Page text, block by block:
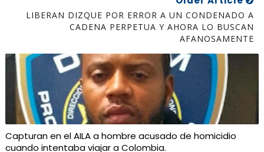
LIBERAN DIZQUE POR ERROR A UN CONDENADO A
CADENA PERPETUA Y AHORA LO BUSCAN
AFANOSAMENTE
Capturan en el AILA a hombre acusado de homicidio
cuando intentaba viajar a Colombia.